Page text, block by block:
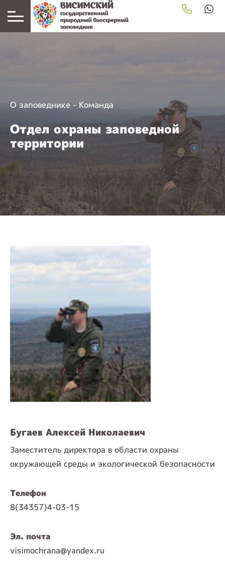
О заповеднике - Команда
Отдел охраны заповедной
территории
Бугаев Алексей Николаевич
Заместитель директора в области охраны
окружающей среды и экологической безопасности
Телефон
8(34357)4-03-15
Эл. почта
visimochrana@yandex.ru